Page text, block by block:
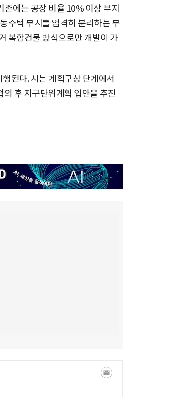
에는 공장 비율 10% 이상 부지
주택 부지를 엄격히 분리하는 부
복합건물 방식으로만 개발이 가
된다. 시는 계획구상 단계에서
후 지구단위계획 입안을 추진